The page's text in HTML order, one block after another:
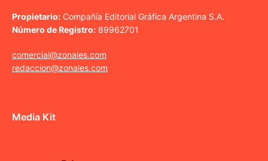
Propietario: Compañía Editorial Gráfica Argentina S.A.
Número de Registro: 89962701
comercial@zonales.com
redaccion@zonales.com
Media Kit